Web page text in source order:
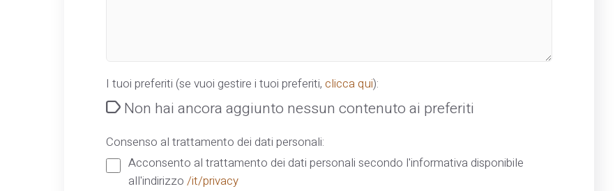
I tuoi preferiti (se vuoi gestire i tuoi preferiti, clicca qui):
Non hai ancora aggiunto nessun contenuto ai preferiti
Consenso al trattamento dei dati personali:
Acconsento al trattamento dei dati personali secondo l'informativa disponibile
all'indirizzo /it/privacy